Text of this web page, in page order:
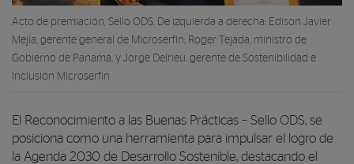
Acto de premiación, Sello ODS. De izquierda a derecha: Edison Javier
Mejía, gerente general de Microserfin; Roger Tejada, ministro de
Gobierno de Panamá, y Jorge Delrieu, gerente de Sostenibilidad e
Inclusión Microserfin
El Reconocimiento a las Buenas Prácticas – Sello ODS, se
posiciona como una herramienta para impulsar el logro de
la Agenda 2030 de Desarrollo Sostenible, destacando el